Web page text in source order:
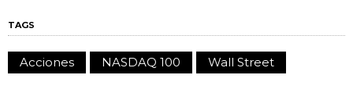
TAGS
Acciones NASDAQ 100 Wall Street